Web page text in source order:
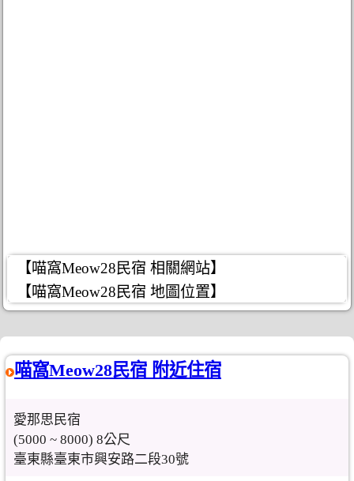
【喵窩Meow28民宿 相關網站】
【喵窩Meow28民宿 地圖位置】
喵窩Meow28民宿 附近住宿
愛那思民宿
(5000 ~ 8000) 8公尺
臺東縣臺東市興安路二段30號